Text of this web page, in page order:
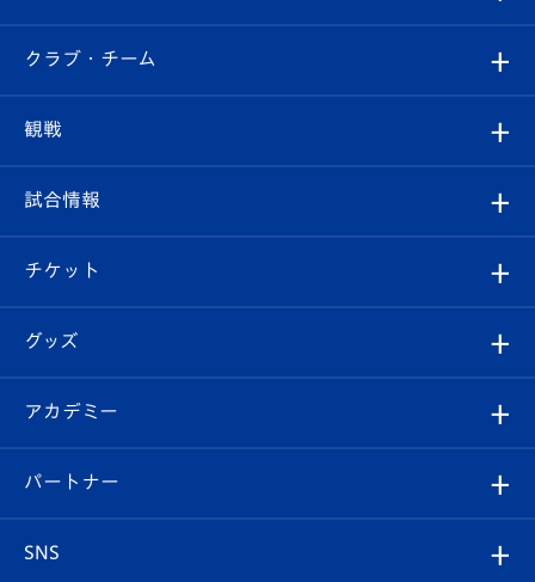
すべて
クラブ
試合情報
チケット
イベント
メディア
クラブ・チーム
クラブ概要
エンブレム紹介
スタッフプロフィール
マスコット紹介
観戦
観戦ルール
はじめての観戦ガイド
Revive Team
ヴィヴィくんの長崎おもてなしガイド
試合情報
試合日程/結果
フォトギャラリー
スタジアムグルメ
チケット
チケット
V-LOVERS（ファンクラブ）
プレイヤーズスイート
グッズ
オンラインショップ
店舗情報
アカデミー
育成からのお知らせ
パートナー
SNS